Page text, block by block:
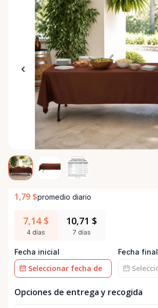
1,79 $promedio diario
7,14 $
4 días
10,71 $
7 días
Fecha inicial Fecha final
de
de
Opciones de entrega y recogida